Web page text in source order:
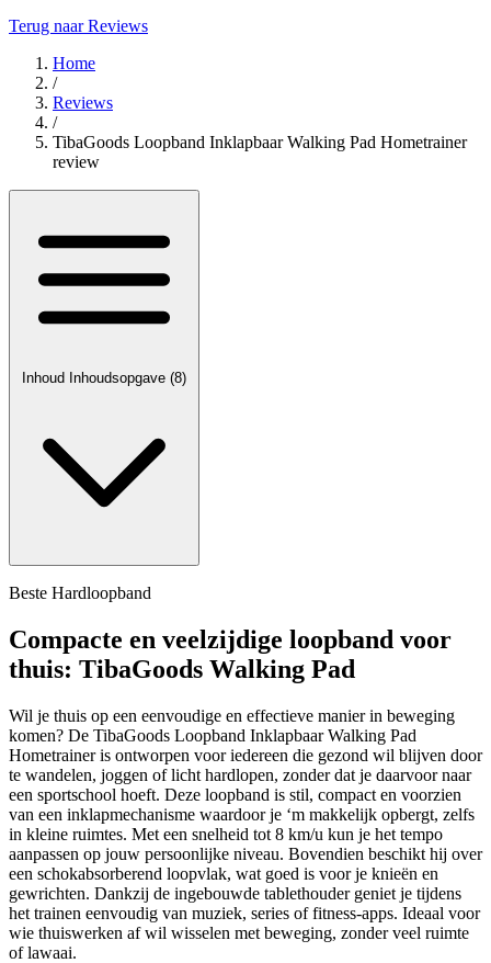
Terug naar Reviews
Home
/
Reviews
/
TibaGoods Loopband Inklapbaar Walking Pad Hometrainer
review
Inhoud Inhoudsopgave (8)
Beste Hardloopband
Compacte en veelzijdige loopband voor
thuis: TibaGoods Walking Pad
Wil je thuis op een eenvoudige en effectieve manier in beweging
komen? De TibaGoods Loopband Inklapbaar Walking Pad
Hometrainer is ontworpen voor iedereen die gezond wil blijven door
te wandelen, joggen of licht hardlopen, zonder dat je daarvoor naar
een sportschool hoeft. Deze loopband is stil, compact en voorzien
van een inklapmechanisme waardoor je ‘m makkelijk opbergt, zelfs
in kleine ruimtes. Met een snelheid tot 8 km/u kun je het tempo
aanpassen op jouw persoonlijke niveau. Bovendien beschikt hij over
een schokabsorberend loopvlak, wat goed is voor je knieën en
gewrichten. Dankzij de ingebouwde tablethouder geniet je tijdens
het trainen eenvoudig van muziek, series of fitness-apps. Ideaal voor
wie thuiswerken af wil wisselen met beweging, zonder veel ruimte
of lawaai.